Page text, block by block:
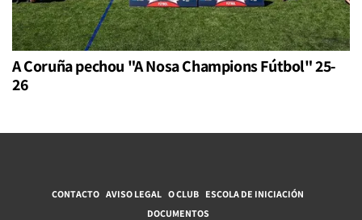
A Coruña pechou "A Nosa Champions Fútbol" 25-
26
CONTACTO AVISO LEGAL O CLUB ESCOLA DE INICIACIÓN
DOCUMENTOS